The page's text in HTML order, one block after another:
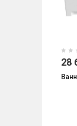
28